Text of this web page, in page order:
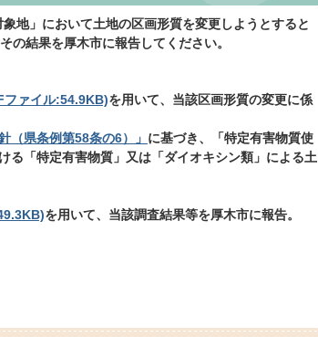
地」において土地の区画形質を変更しようとすると
の結果を厚木市に報告してください。
ファイル:54.9KB)を用いて、当該区画形質の変更に係
（県条例第58条の6）」 に基づき、「特定有害物質使
る「特定有害物質」又は「ダイオキシン類」による土
を用いて、当該調査結果等を厚木市に報告。